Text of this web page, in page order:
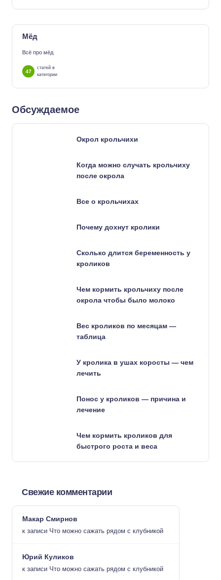
Мёд
Всё про мёд
47
статей в
категории
Обсуждаемое
Окрол крольчихи
Когда можно случать крольчиху
после окрола
Все о крольчихах
Почему дохнут кролики
Сколько длится беременность у
кроликов
Чем кормить крольчиху после
окрола чтобы было молоко
Вес кроликов по месяцам —
таблица
У кролика в ушах коросты — чем
лечить
Понос у кроликов — причина и
лечение
Чем кормить кроликов для
быстрого роста и веса
Свежие комментарии
Макар Смирнов
к записи Что можно сажать рядом с клубникой
Юрий Куликов
к записи Что можно сажать рядом с клубникой